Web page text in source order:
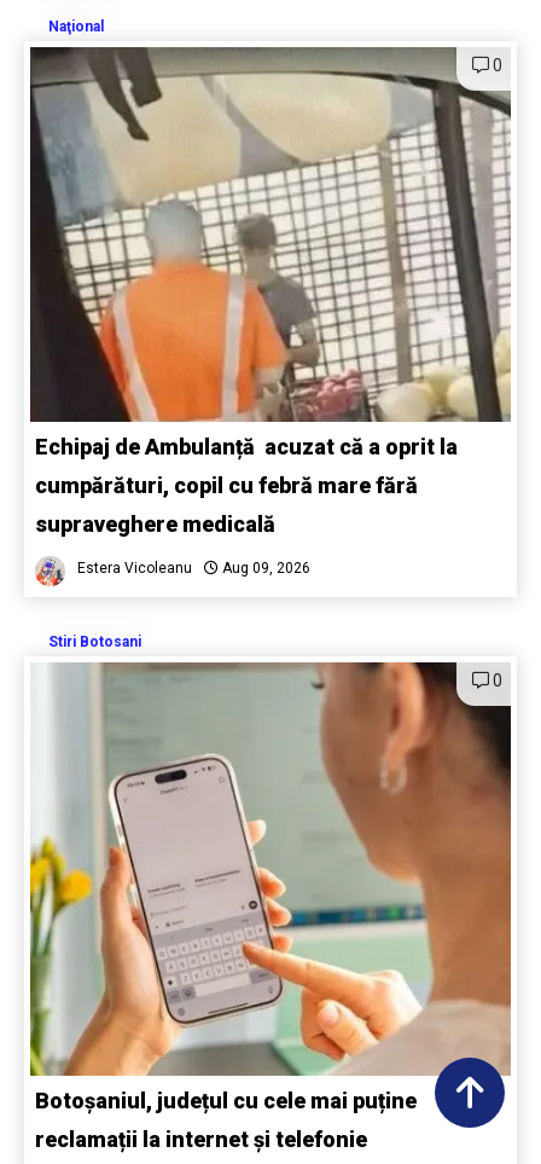
Naţional
0
Echipaj de Ambulanță acuzat că a oprit la
cumpărături, copil cu febră mare fără
supraveghere medicală
Estera Vicoleanu Aug 09, 2026
Stiri Botosani
0
Botoșaniul, județul cu cele mai puține
reclamații la internet și telefonie